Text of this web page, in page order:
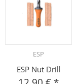
ESP
ESP Nut Drill